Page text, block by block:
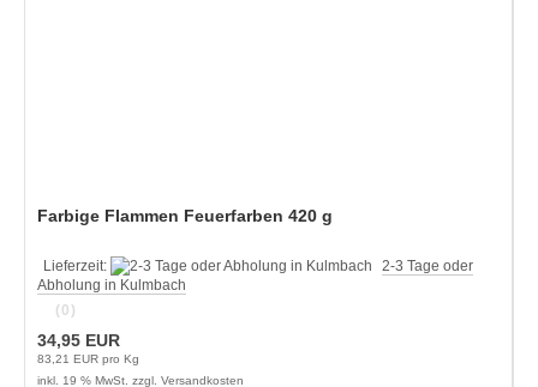
Farbige Flammen Feuerfarben 420 g
Lieferzeit:
2-3 Tage oder
Abholung in Kulmbach
(0)
34,95 EUR
83,21 EUR pro Kg
inkl. 19 % MwSt. zzgl. Versandkosten